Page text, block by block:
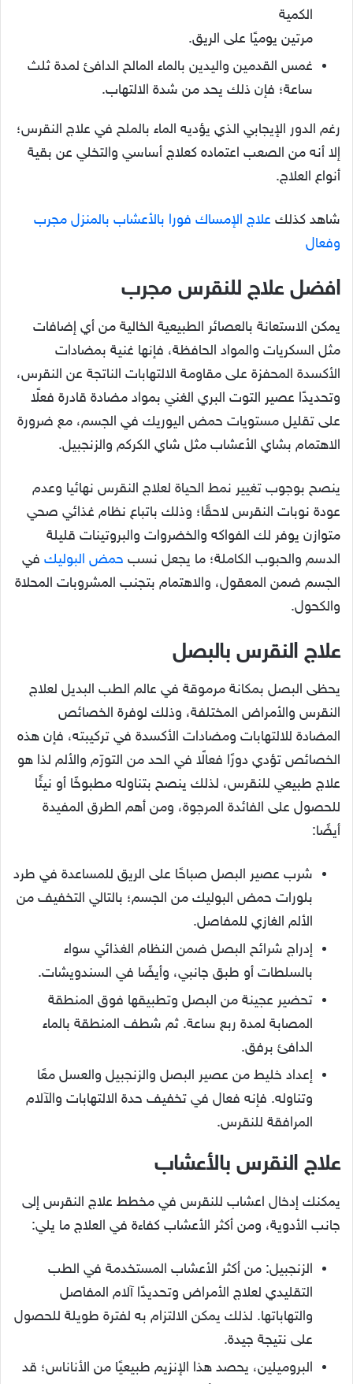
الكمية
مرتين يوميًا على الريق.
غمس القدمين واليدين بالماء المالح الدافئ لمدة ثلث
ساعة؛ فإن ذلك يحد من شدة الالتهاب.
رغم الدور الإيجابي الذي يؤديه الماء بالملح في علاج النقرس؛
إلا أنه من الصعب اعتماده كعلاج أساسي والتخلي عن بقية
أنواع العلاج.
شاهد كذلك علاج الإمساك فورا بالأعشاب بالمنزل مجرب
وفعال
افضل علاج للنقرس مجرب
يمكن الاستعانة بالعصائر الطبيعية الخالية من أي إضافات
مثل السكريات والمواد الحافظة، فإنها غنية بمضادات
الأكسدة المحفزة على مقاومة الالتهابات الناتجة عن النقرس،
وتحديدًا عصير التوت البري الغني بمواد مضادة قادرة فعلًا
على تقليل مستويات حمض اليوريك في الجسم، مع ضرورة
الاهتمام بشاي الأعشاب مثل شاي الكركم والزنجبيل.
ينصح بوجوب تغيير نمط الحياة لعلاج النقرس نهائيا وعدم
عودة نوبات النقرس لاحقًا؛ وذلك باتباع نظام غذائي صحي
متوازن يوفر لك الفواكه والخضروات والبروتينات قليلة
الدسم والحبوب الكاملة؛ ما يجعل نسب حمض البوليك في
الجسم ضمن المعقول، والاهتمام بتجنب المشروبات المحلاة
والكحول.
علاج النقرس بالبصل
يحظى البصل بمكانة مرموقة في عالم الطب البديل لعلاج
النقرس والأمراض المختلفة، وذلك لوفرة الخصائص
المضادة للالتهابات ومضادات الأكسدة في تركيبته، فإن هذه
الخصائص تؤدي دورًا فعالًا في الحد من التورّم والألم لذا هو
علاج طبيعي للنقرس، لذلك ينصح بتناوله مطبوخًا أو نيئًا
للحصول على الفائدة المرجوة، ومن أهم الطرق المفيدة
أيضًا:
شرب عصير البصل صباحًا على الريق للمساعدة في طرد
بلورات حمض البوليك من الجسم؛ بالتالي التخفيف من
الألم الغازي للمفاصل.
إدراج شرائح البصل ضمن النظام الغذائي سواء
بالسلطات أو طبق جانبي، وأيضًا في السندويشات.
تحضير عجينة من البصل وتطبيقها فوق المنطقة
المصابة لمدة ربع ساعة. ثم شطف المنطقة بالماء
الدافئ برفق.
إعداد خليط من عصير البصل والزنجبيل والعسل معًا
وتناوله. فإنه فعال في تخفيف حدة الالتهابات والآلام
المرافقة للنقرس.
علاج النقرس بالأعشاب
يمكنك إدخال اعشاب للنقرس في مخطط علاج النقرس إلى
جانب الأدوية، ومن أكثر الأعشاب كفاءة في العلاج ما يلي:
الزنجبيل: من أكثر الأعشاب المستخدمة في الطب
التقليدي لعلاج الأمراض وتحديدًا آلام المفاصل
والتهاباتها. لذلك يمكن الالتزام به لفترة طويلة للحصول
على نتيجة جيدة.
البروميلين، يحصد هذا الإنزيم طبيعيًا من الأناناس؛ قد